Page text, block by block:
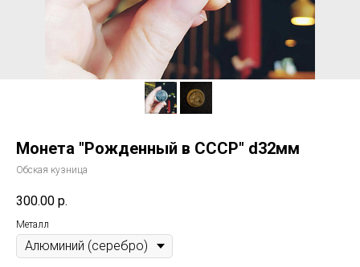
Монета "Рожденный в СССР" d32мм
Обская кузница
300.00 р.
Металл